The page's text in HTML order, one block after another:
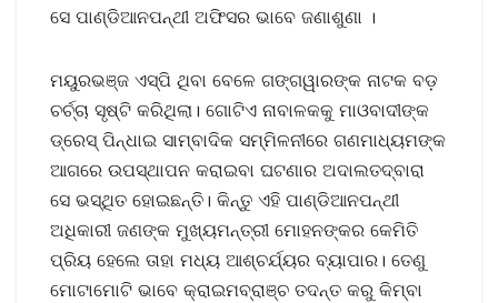
ସେ ପାଣ୍ଡିଆନପନ୍ଥୀ ଅଫିସର ଭାବେ ଜଣାଶୁଣା ।
ମୟୁରଭଞ୍ଜ ଏସ୍‌ପି ଥିବା ବେଳେ ଗଙ୍ଗୱାରଙ୍କ ନାଟକ ବଡ଼
ଚର୍ଚ୍ଚା ସୃଷ୍ଟି କରିଥିଲା। ଗୋଟିଏ ନାବାଳକକୁ ମାଓବାଦୀଙ୍କ
ଡ୍ରେସ୍ ପିନ୍ଧାଇ ସାମ୍ବାଦିକ ସମ୍ମିଳନୀରେ ଗଣମାଧ୍ୟମଙ୍କ
ଆଗରେ ଉପସ୍ଥାପନ କରାଇବା ଘଟଣାର ଅଦାଲତଦ୍ବାରା
ସେ ଭସ୍ଥିତ ହୋଇଛନ୍ତି। କିନ୍ତୁ ଏହି ପାଣ୍ଡିଆନପନ୍ଥୀ
ଅଧିକାରୀ ଜଣଙ୍କ ମୁଖ୍ୟମନ୍ତ୍ରୀ ମୋହନଙ୍କର କେମିତି
ପ୍ରିୟ ହେଲେ ତାହା ମଧ୍ୟ ଆଶ୍ଚର୍ଯ୍ୟର ବ୍ୟାପାର। ତେଣୁ
ମୋଟାମୋଟି ଭାବେ କ୍ରାଇମବ୍ରାଞ୍ଚ ତଦନ୍ତ କରୁ କିମ୍ବା